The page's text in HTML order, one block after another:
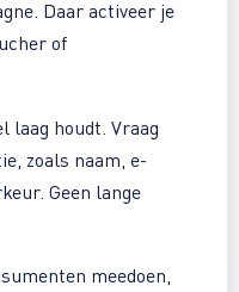
Daar activeer je
of
laag houdt. Vraag
zoals naam, e-
Geen lange
meedoen,